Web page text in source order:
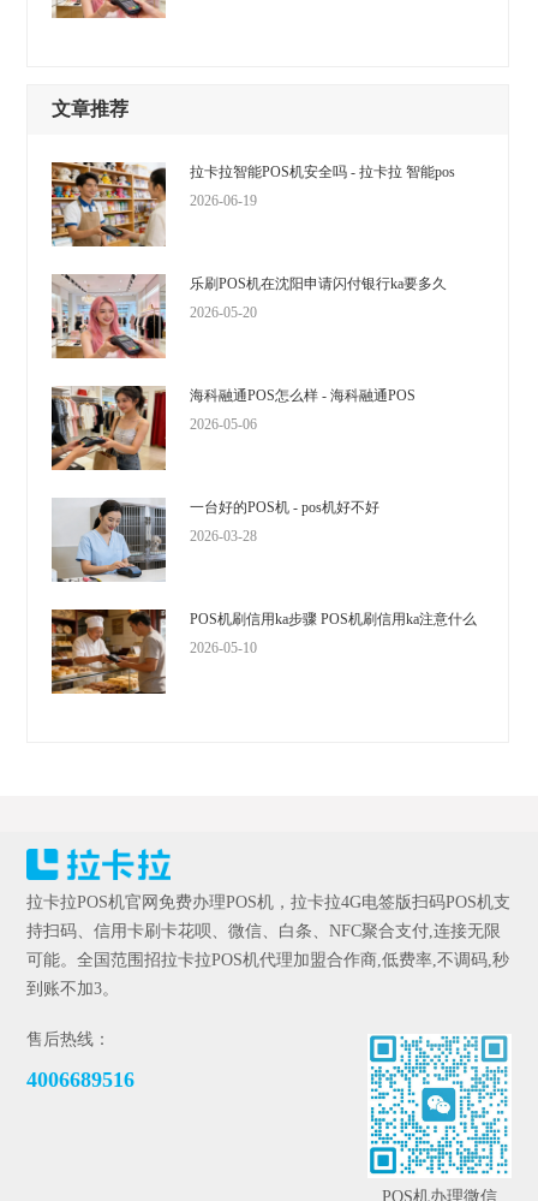
文章推荐
拉卡拉智能POS机安全吗 - 拉卡拉 智能pos
2026-06-19
乐刷POS机在沈阳申请闪付银行ka要多久
2026-05-20
海科融通POS怎么样 - 海科融通POS
2026-05-06
一台好的POS机 - pos机好不好
2026-03-28
POS机刷信用ka步骤 POS机刷信用ka注意什么
2026-05-10
拉卡拉POS机官网免费办理POS机，拉卡拉4G电签版扫码POS机支
持扫码、信用卡刷卡花呗、微信、白条、NFC聚合支付,连接无限
可能。全国范围招拉卡拉POS机代理加盟合作商,低费率,不调码,秒
到账不加3。
售后热线：
4006689516